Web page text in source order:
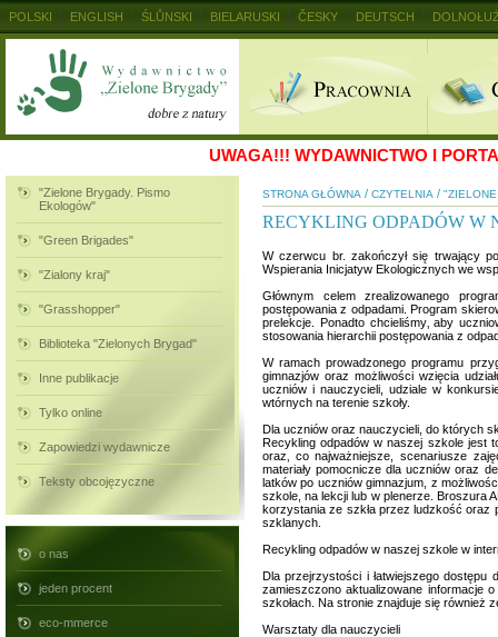
UWAGA!!! WYDAWNICTWO I
"Zielone Brygady. Pismo
Ekologów"
"Green Brigades"
"Zialony kraj"
"Grasshopper"
Biblioteka "Zielonych Brygad"
Inne publikacje
Tylko online
Zapowiedzi wydawnicze
Teksty obcojęzyczne
o nas
jeden procent
eco-mmerce
STRONA GŁÓWNA / CZYTELNIA /
RECYKLING ODPADÓW W
W czerwcu br. zakończył się trwający
Wspierania Inicjatyw Ekologicznych we
Głównym celem zrealizowanego
postępowania z odpadami. Program
prelekcje. Ponadto chcieliśmy‚ aby
stosowania hierarchii postępowania z
W ramach prowadzonego programu
gimnazjów oraz możliwości wzięcia
uczniów i nauczycieli, udziale w
wtórnych na terenie szkoły.
Dla uczniów oraz nauczycieli, do których
Recykling odpadów w naszej szkole jest
oraz‚ co najważniejsze, scenariusze
materiały pomocnicze dla uczniów oraz
latków po uczniów gimnazjum, z
szkole, na lekcji lub w plenerze. Broszura
korzystania ze szkła przez ludzkość oraz
szklanych.
Recykling odpadów w naszej szkole w
Dla przejrzystości i łatwiejszego dostępu
zamieszczono aktualizowane informacje
szkołach. Na stronie znajduje się również
Warsztaty dla nauczycieli
POLSKI ENGLISH ŚLŮNSKI BIELARUSKI ČESKY DEUTSCH